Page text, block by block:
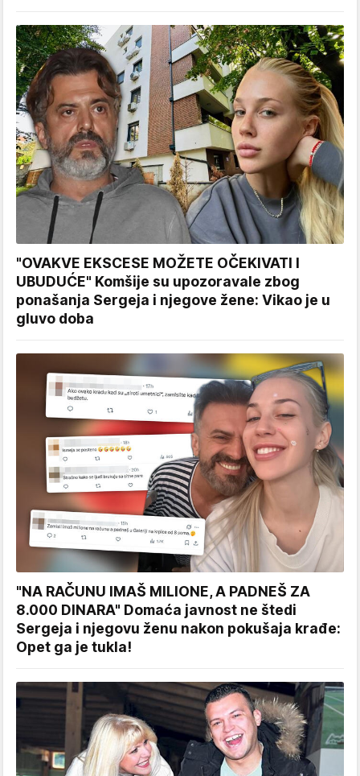
"OVAKVE EKSCESE MOŽETE OČEKIVATI I
UBUDUĆE" Komšije su upozoravale zbog
ponašanja Sergeja i njegove žene: Vikao je u
gluvo doba
"NA RAČUNU IMAŠ MILIONE, A PADNEŠ ZA
8.000 DINARA" Domaća javnost ne štedi
Sergeja i njegovu ženu nakon pokušaja krađe:
Opet ga je tukla!